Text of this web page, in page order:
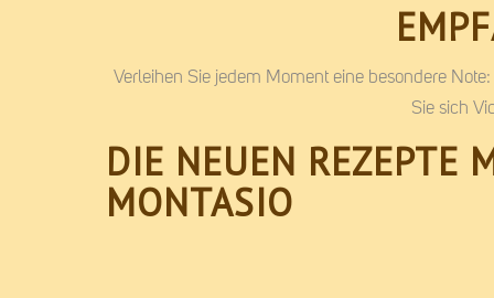
Verleihen Sie jedem Moment eine besondere
Sie sich
DIE NEUEN REZEPTE
MONTASIO